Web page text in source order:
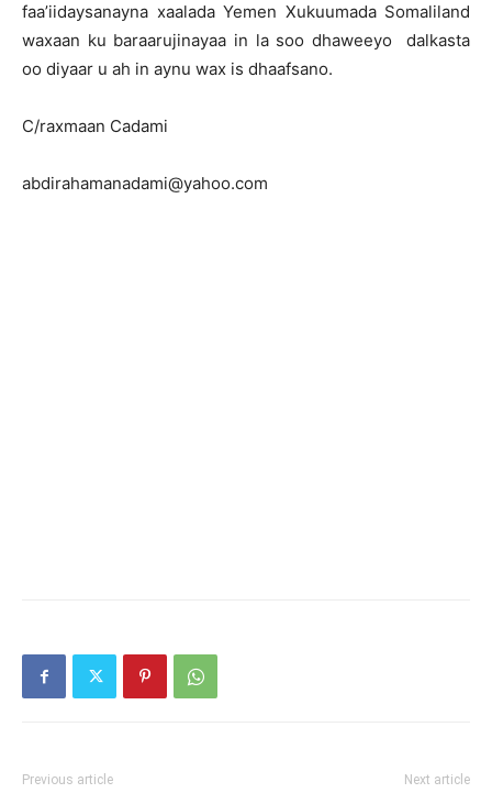
faa’iidaysanayna xaalada Yemen Xukuumada Somaliland
waxaan ku baraarujinayaa in la soo dhaweeyo dalkasta
oo diyaar u ah in aynu wax is dhaafsano.
C/raxmaan Cadami
abdirahamanadami@yahoo.com
Previous article Next article